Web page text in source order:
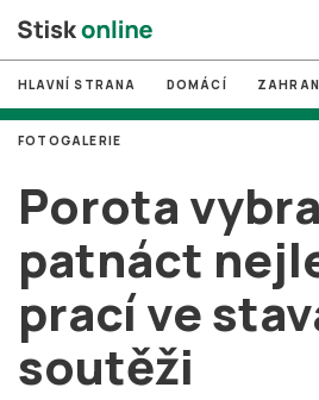
# MUNI
# Brno
# volby
login PŘIHLÁSIT SE
Zapomněli jste heslo?
HLAVNÍ STRANA DOMÁCÍ
Porota
patnáct
prací ve
soutěži
FOTOGALERIE